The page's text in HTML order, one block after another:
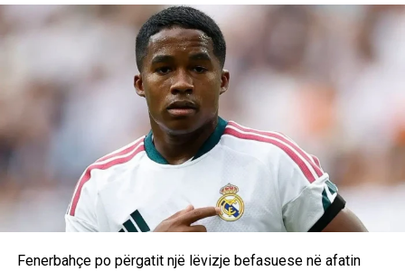
United. Mbetet të shihet nëse ky çmim i fundit do të jetë
lamtumira e tij nga Sunderlandi për t’u rikthyer në majat e
futbollit evropian me një tjetër fanellë.
Rashica kërkohet nga Bashakshehiri: Detajet e ofertës
turke
DON'T MISS
Dekretohen ligjet e seancave të fundit: Kosova
zyrtarizon anëtarësimin në Bordin e Paqes
Fenerbahçe po përgatit një lëvizje befasuese në afatin